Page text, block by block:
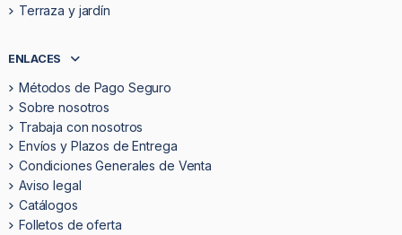
Terraza y jardín
ENLACES
Métodos de Pago Seguro
Sobre nosotros
Trabaja con nosotros
Envíos y Plazos de Entrega
Condiciones Generales de Venta
Aviso legal
Catálogos
Folletos de oferta